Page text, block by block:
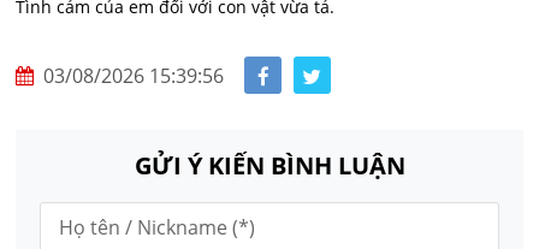
Tình cảm của em đối với con vật vừa tả.
03/08/2026 15:39:56
GỬI Ý KIẾN BÌNH LUẬN